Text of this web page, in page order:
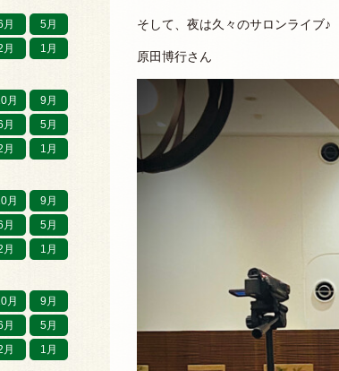
そして、夜は久々のサロンライブ♪
原田博行さん
月
5月
月 1月
月
9月
月
5月
月 1月
月
9月
月
5月
月 1月
月
9月
月
5月
月 1月